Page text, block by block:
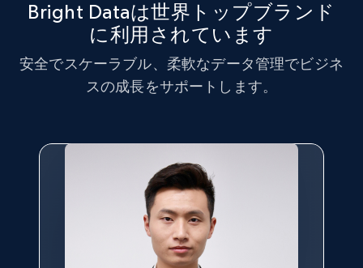
X (formerly Twitter) - Posts - Getting x
posts by array of profiles
ID, User posted, Name, Description, Date
Account id, Nickname, Biography, Awg
Bright Dataは世界トップブランド
に利用されています
安全でスケーラブル、柔軟なデータ管理でビジネ
スの成長をサポートします。